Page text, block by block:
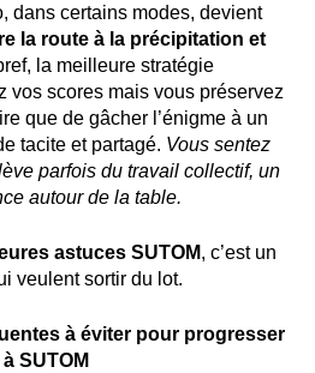
dans certains modes, devient
la route à la précipitation et
la meilleure stratégie
vos scores mais vous préservez
que de gâcher l’énigme à un
tacite et partagé. Vous sentez
parfois du travail collectif, un
autour de la table.
astuces SUTOM, c’est un
veulent sortir du lot.
à éviter pour progresser
à SUTOM